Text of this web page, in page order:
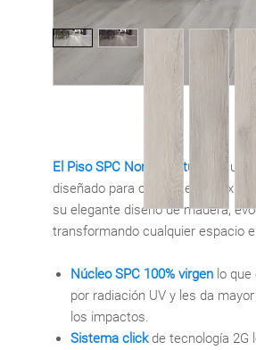
El Piso SPC Norico Natural
es
diseñado para ofrecerte una
su elegante diseño de madera,
transformando cualquier espacio
Núcleo SPC 100% virgen lo
por radiación UV y les da
los impactos.
Sistema clickde tecnología 2G